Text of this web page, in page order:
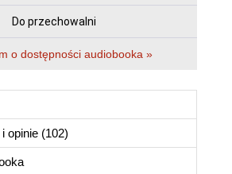
Do przechowalni
o dostępności audiobooka »
i opinie (102)